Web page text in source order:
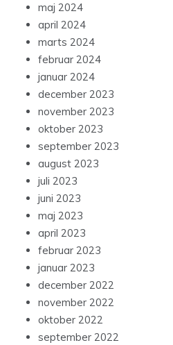
maj 2024
april 2024
marts 2024
februar 2024
januar 2024
december 2023
november 2023
oktober 2023
september 2023
august 2023
juli 2023
juni 2023
maj 2023
april 2023
februar 2023
januar 2023
december 2022
november 2022
oktober 2022
september 2022